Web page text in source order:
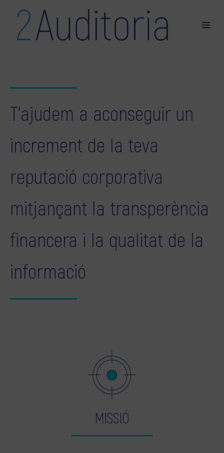
T‘ajudem a aconseguir un
increment de la teva
reputació corporativa
mitjançant la transperència
financera i la qualitat de la
informació
MISSIÓ